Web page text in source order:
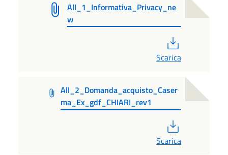
All_1_Informativa_Privacy_ne
w
Scarica
All_2_Domanda_acquisto_Caser
ma_Ex_gdf_CHIARI_rev1
Scarica